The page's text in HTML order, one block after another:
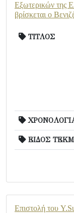
Εξωτερικών της
βρίσκεται ο
ΤΙΤΛΟΣ
ΕΙΔΟΣ
Επιστολή του